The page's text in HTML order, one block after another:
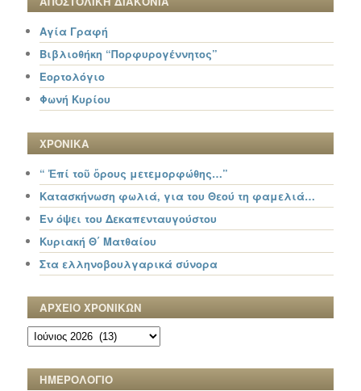
Αγία Γραφή
Βιβλιοθήκη “Πορφυρογέννητος”
Εορτολόγιο
Φωνή Κυρίου
ΧΡΟΝΙΚΑ
“ Ἐπί τοῦ ὄρους μετεμορφώθης…”
Κατασκήνωση φωλιά, για του Θεού τη φαμελιά…
Εν όψει του Δεκαπενταυγούστου
Κυριακή Θ΄ Ματθαίου
Στα ελληνοβουλγαρικά σύνορα
ΑΡΧΕΙΟ ΧΡΟΝΙΚΩΝ
ΑΡΧΕΙΟ
ΧΡΟΝΙΚΩΝ
ΗΜΕΡΟΛΟΓΙΟ